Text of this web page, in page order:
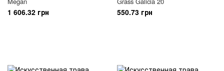
1 606.32 грн 550.73 грн